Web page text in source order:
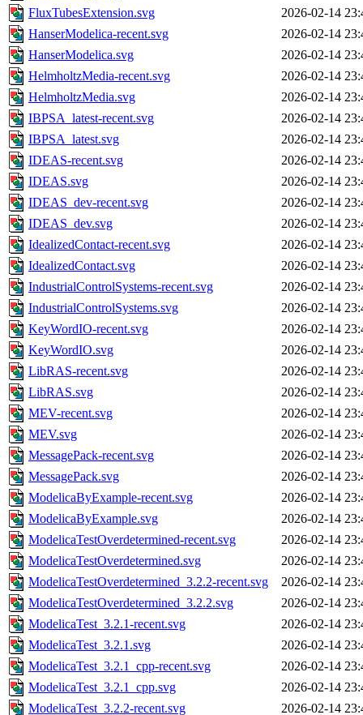
FluxTubesExtension.svg
2026-02-14
HanserModelica-recent.svg
2026-02-14
HanserModelica.svg
2026-02-14
HelmholtzMedia-recent.svg
2026-02-14
HelmholtzMedia.svg
2026-02-14
IBPSA_latest-recent.svg
2026-02-14
IBPSA_latest.svg
2026-02-14
IDEAS-recent.svg
2026-02-14
IDEAS.svg
2026-02-14
IDEAS_dev-recent.svg
2026-02-14
IDEAS_dev.svg
2026-02-14
IdealizedContact-recent.svg
2026-02-14
IdealizedContact.svg
2026-02-14
IndustrialControlSystems-recent.svg
2026-02-14
IndustrialControlSystems.svg
2026-02-14
KeyWordIO-recent.svg
2026-02-14
KeyWordIO.svg
2026-02-14
LibRAS-recent.svg
2026-02-14
LibRAS.svg
2026-02-14
MEV-recent.svg
2026-02-14
MEV.svg
2026-02-14
MessagePack-recent.svg
2026-02-14
MessagePack.svg
2026-02-14
ModelicaByExample-recent.svg
2026-02-14
ModelicaByExample.svg
2026-02-14
ModelicaTestOverdetermined-recent.svg
2026-02-14
ModelicaTestOverdetermined.svg
2026-02-14
ModelicaTestOverdetermined_3.2.2-recent.svg
2026-02-14
ModelicaTestOverdetermined_3.2.2.svg
2026-02-14
ModelicaTest_3.2.1-recent.svg
2026-02-14
ModelicaTest_3.2.1.svg
2026-02-14
ModelicaTest_3.2.1_cpp-recent.svg
2026-02-14
ModelicaTest_3.2.1_cpp.svg
2026-02-14
ModelicaTest_3.2.2-recent.svg
2026-02-14